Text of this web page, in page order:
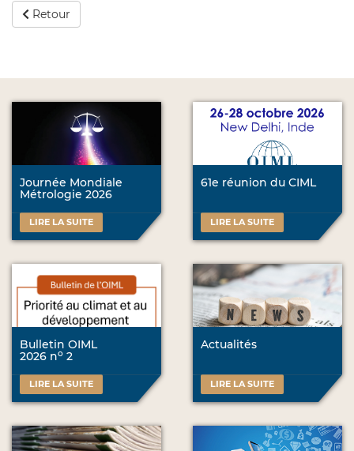
Retour
Journée Mondiale
Métrologie 2026
LIRE LA SUITE
61e réunion du CIML
LIRE LA SUITE
Bulletin OIML
2026 no 2
LIRE LA SUITE
Actualités
LIRE LA SUITE